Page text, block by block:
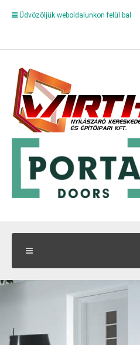
Üdvözöljük weboldalunkon felül bal